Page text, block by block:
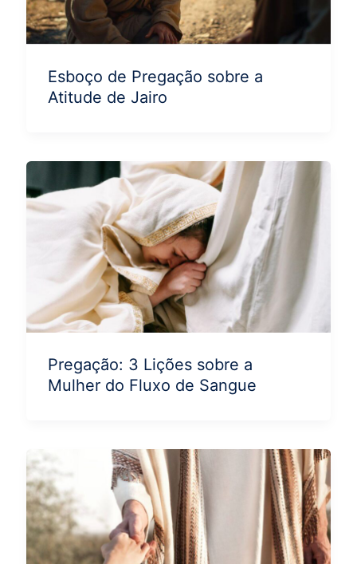
Esboço de Pregação sobre a
Atitude de Jairo
Pregação: 3 Lições sobre a
Mulher do Fluxo de Sangue